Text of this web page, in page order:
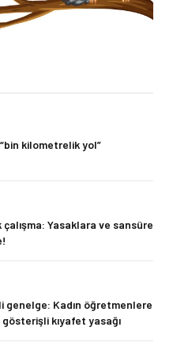
kilometrelik yol”
çalışma: Yasaklara ve sansüre
genelge: Kadın öğretmenlere
gösterişli kıyafet yasağı